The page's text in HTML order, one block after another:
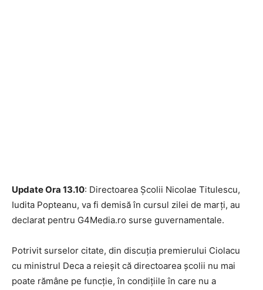
Update Ora 13.10: Directoarea Școlii Nicolae Titulescu,
Iudita Popteanu, va fi demisă în cursul zilei de marți, au
declarat pentru G4Media.ro surse guvernamentale.
Potrivit surselor citate, din discuția premierului Ciolacu
cu ministrul Deca a reieșit că directoarea școlii nu mai
poate rămâne pe funcție, în condițiile în care nu a